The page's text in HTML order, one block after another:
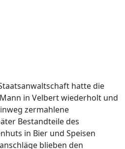
hatte die
in Velbert wiederholt und
zermahlene
Bestandteile des
in Bier und Speisen
blieben den